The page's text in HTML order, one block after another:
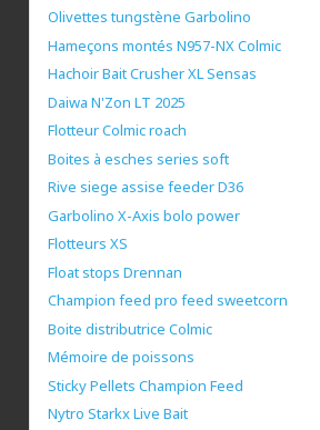
Olivettes tungstène Garbolino
Hameçons montés N957-NX Colmic
Hachoir Bait Crusher XL Sensas
Daiwa N'Zon LT 2025
Flotteur Colmic roach
Boites à esches series soft
Rive siege assise feeder D36
Garbolino X-Axis bolo power
Flotteurs XS
Float stops Drennan
Champion feed pro feed sweetcorn
Boite distributrice Colmic
Mémoire de poissons
Sticky Pellets Champion Feed
Nytro Starkx Live Bait